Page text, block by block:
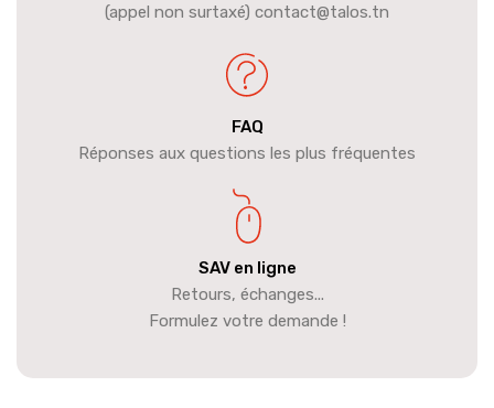
(appel non surtaxé) contact@talos.tn
FAQ
Réponses aux questions les plus fréquentes
SAV en ligne
Retours, échanges...
Formulez votre demande !